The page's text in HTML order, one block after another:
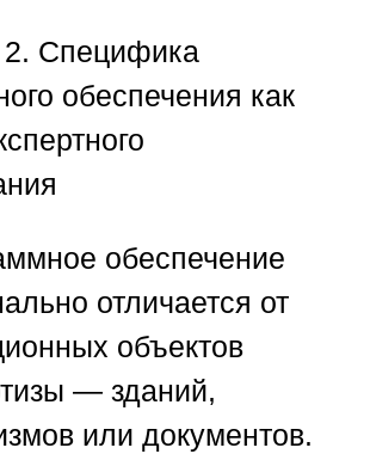
2. Специфика
обеспечения как
обеспечение
отличается от
объектов
— зданий,
или документов.